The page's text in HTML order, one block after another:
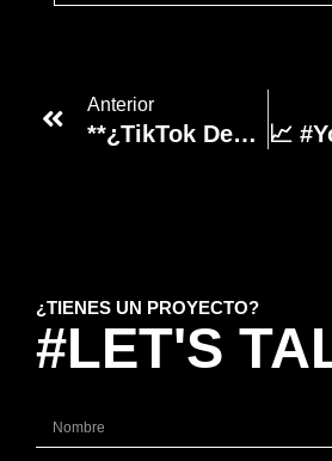
Anterior
**¿TikTok Desafía A YouTube Con Vídeos De 30 Minutos? 🎥**
¿TIENES UN PROYECTO?
#LET'S